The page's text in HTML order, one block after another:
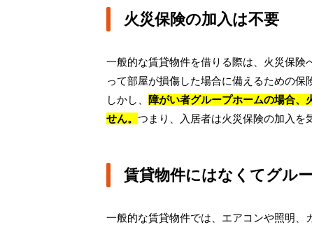
火災保険の加入は不要
一般的な賃貸物件を借りる際は、火災保険
って部屋が損傷した場合に備えるための保
しかし、
障がい者グループホームの場合、
せん。 つまり、入居者は火災保険の加入を
賃貸物件にはなくてグル
一般的な賃貸物件では、エアコンや照明